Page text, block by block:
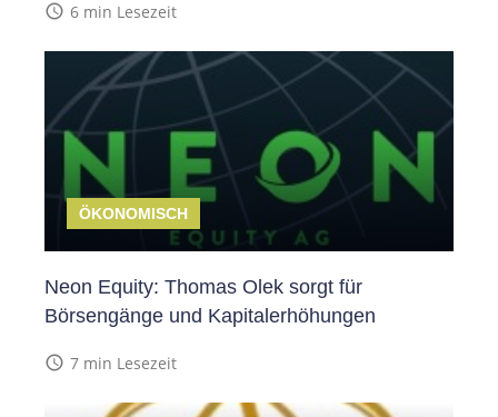
access_time 6 min Lesezeit
ÖKONOMISCH
Neon Equity: Thomas Olek sorgt für
Börsengänge und Kapitalerhöhungen
access_time 7 min Lesezeit